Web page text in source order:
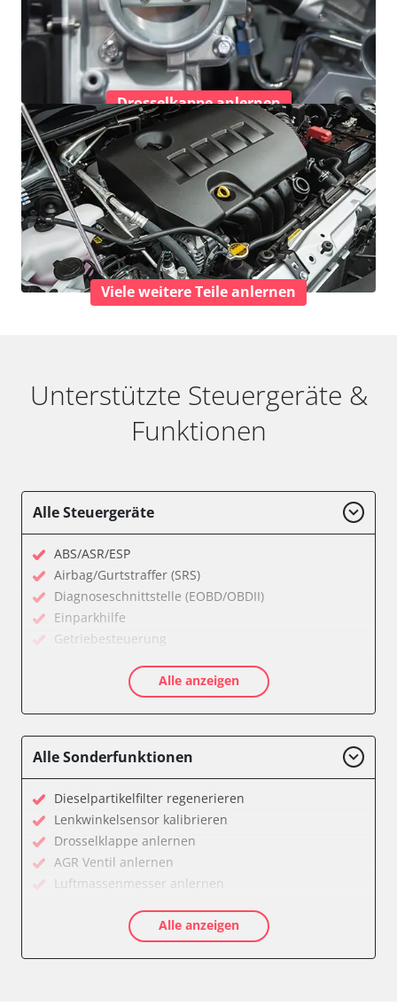
Drosselkappe anlernen
Viele weitere Teile anlernen
Unterstützte Steuergeräte &
Funktionen
Alle Steuergeräte
ABS/ASR/ESP
Airbag/Gurtstraffer (SRS)
Diagnoseschnittstelle (EOBD/OBDII)
Einparkhilfe
Getriebesteuerung
Kombiinstrument
Soundsystem
Start Authentifikation
Türsteuergerät vorne links
Türsteuergerät vorne rechts
Wegfahrsperre
Zentralelektronik
Verfügbarkeit abhängig von Modell, Motorisierung, Ausstattung
Alle anzeigen
Alle Sonderfunktionen
Dieselpartikelfilter regenerieren
Lenkwinkelsensor kalibrieren
Drosselklappe anlernen
AGR Ventil anlernen
Luftmassenmesser anlernen
Ölservicerückstellung
Anpassungsparameter zurücksetzen
Alle anzeigen